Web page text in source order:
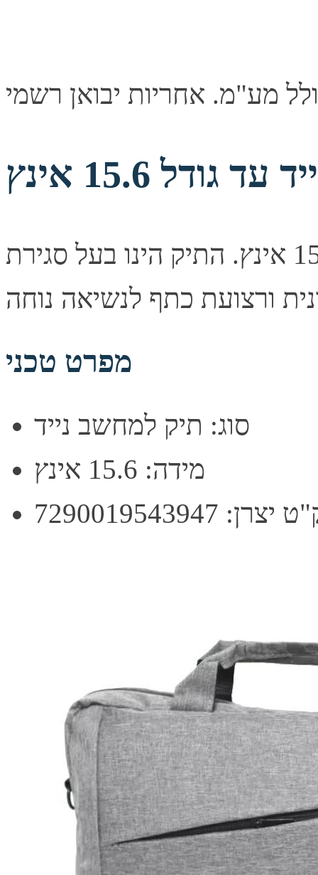
15.6 אינץ
תיק נישא למחשב נייד עד גודל 15.6 אינץ. התיק הינו בעל סגירת
מפרט טכני
סוג: תיק למחשב נייד
מידה: 15.6 אינץ
7290019543947